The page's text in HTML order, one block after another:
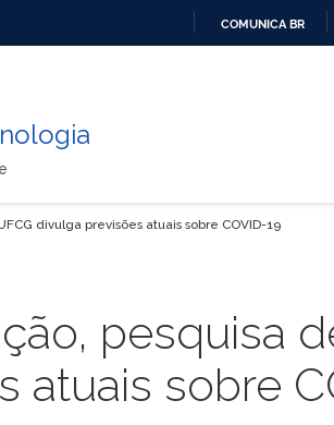
COMUNICA BR
divulga previsões atuais sobre COVID-19
pesquisa
atuais sobre